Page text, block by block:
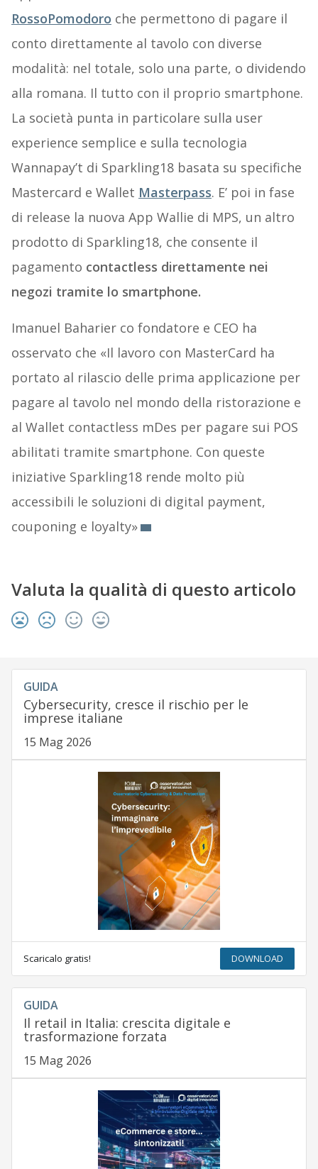
RossoPomodoro che permettono di pagare il
conto direttamente al tavolo con diverse
modalità: nel totale, solo una parte, o dividendo
alla romana. Il tutto con il proprio smartphone.
La società punta in particolare sulla user
experience semplice e sulla tecnologia
Wannapay’t di Sparkling18 basata su specifiche
Mastercard e Wallet Masterpass. E’ poi in fase
di release la nuova App Wallie di MPS, un altro
prodotto di Sparkling18, che consente il
pagamento contactless direttamente nei
negozi tramite lo smartphone.
Imanuel Baharier co fondatore e CEO ha
osservato che «Il lavoro con MasterCard ha
portato al rilascio delle prima applicazione per
pagare al tavolo nel mondo della ristorazione e
al Wallet contactless mDes per pagare sui POS
abilitati tramite smartphone. Con queste
iniziative Sparkling18 rende molto più
accessibili le soluzioni di digital payment,
couponing e loyalty»
Valuta la qualità di questo articolo
GUIDA
Cybersecurity, cresce il rischio per le
imprese italiane
15 Mag 2026
Scaricalo gratis! DOWNLOAD
GUIDA
Il retail in Italia: crescita digitale e
trasformazione forzata
15 Mag 2026